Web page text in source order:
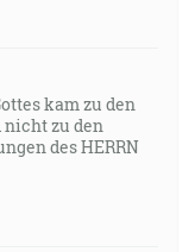
pozdvihly svoj
spodobnení
Jupiterom
slovo. A kňaz
doviedol býkov
so zástupmi
kam zu den
nicht zu den
des HERRN